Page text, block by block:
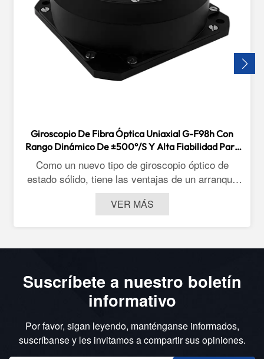
Giroscopio De Fibra Óptica Uniaxial G-F98h Con
Rango Dinámico De ±500°/s Y Alta Fiabilidad Para
Uso En Vehículos, Aeronaves Y Aplicaciones Marinas.
Como un nuevo tipo de giroscopio óptico de
estado sólido, tiene las ventajas de un arranque
rápido, un amplio rango de medición y una alta
fiabilidad. La serie G-F98HA de un solo eje de
sistemas de navegación inercial de precisión
orientación terrestre, los buscadores de norte
montados en vehículos, la actitud de rumbo aéreo
y las brújulas giroscópicas marinas.
VER MÁS
Suscríbete a nuestro boletín
informativo
Por favor, sigan leyendo, manténganse informados,
suscríbanse y les invitamos a compartir sus opiniones.